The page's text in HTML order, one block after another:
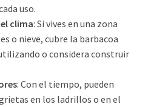
uso.
clima: Si vives en una zona
o nieve, cubre la barbacoa
o considera construir
: Con el tiempo, pueden
en los ladrillos o en el